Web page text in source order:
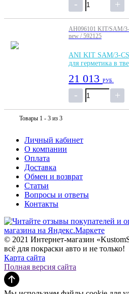
AH096101 KIT/SAM/
new / 592125
ANI KIT SAM/3-CS
для герметика в
21 013 РУБ.
Товары 1 - 3 из 3
Личный кабинет
О компании
Оплата
Доставка
Обмен и возврат
Статьи
Вопросы и ответы
Контакты
© 2021 Интернет-магазин
всё для покраски авто и не только!
Карта сайта
Полная версия сайта